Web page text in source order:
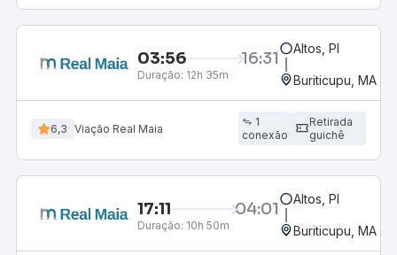
03:56 16:31
Duração: 12h 35m
Altos, PI
Buriticupu, MA
6,3 Viação Real Maia
1
conexão
Retirada
guichê
17:11 04:01
Duração: 10h 50m
Altos, PI
Buriticupu, MA